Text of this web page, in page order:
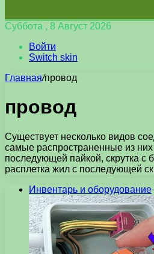
Суббота , 8 Август 2026
Войти
Switch skin
Главная/провод
провод
Существует несколько видов
самые распространенные из
последующей пайкой, скрутка с
расплетка жил с последующей
Инвентарь и оборудование